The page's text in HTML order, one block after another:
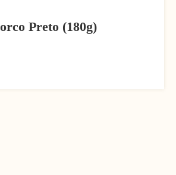
Preto (180g)